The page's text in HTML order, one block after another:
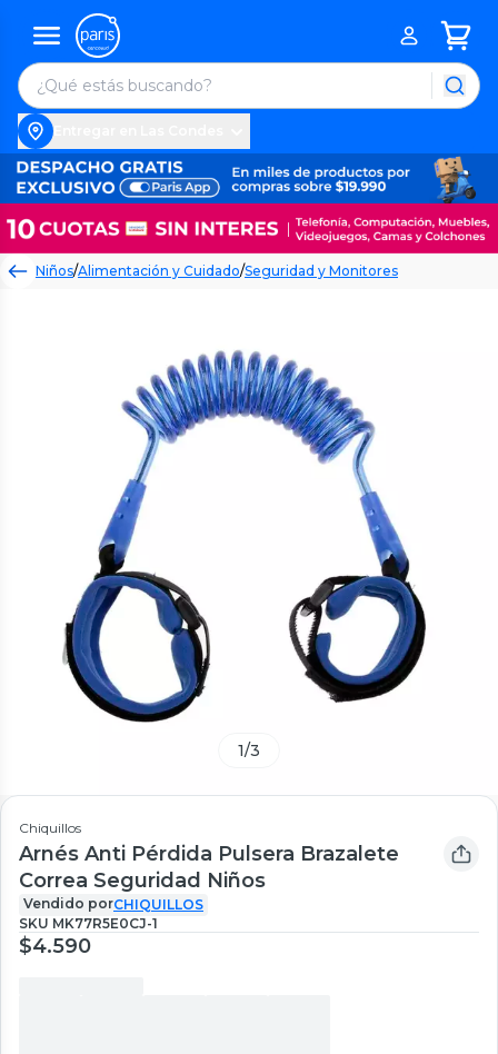
Niños/Alimentación y Cuidado/Seguridad y Monitores
1/3
Chiquillos
Arnés Anti Pérdida Pulsera Brazalete
Correa Seguridad Niños
Vendido porCHIQUILLOS
SKU MK77R5E0CJ-1
$4.590